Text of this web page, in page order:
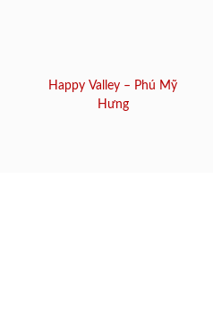
Happy Valley – Phú Mỹ
Hưng